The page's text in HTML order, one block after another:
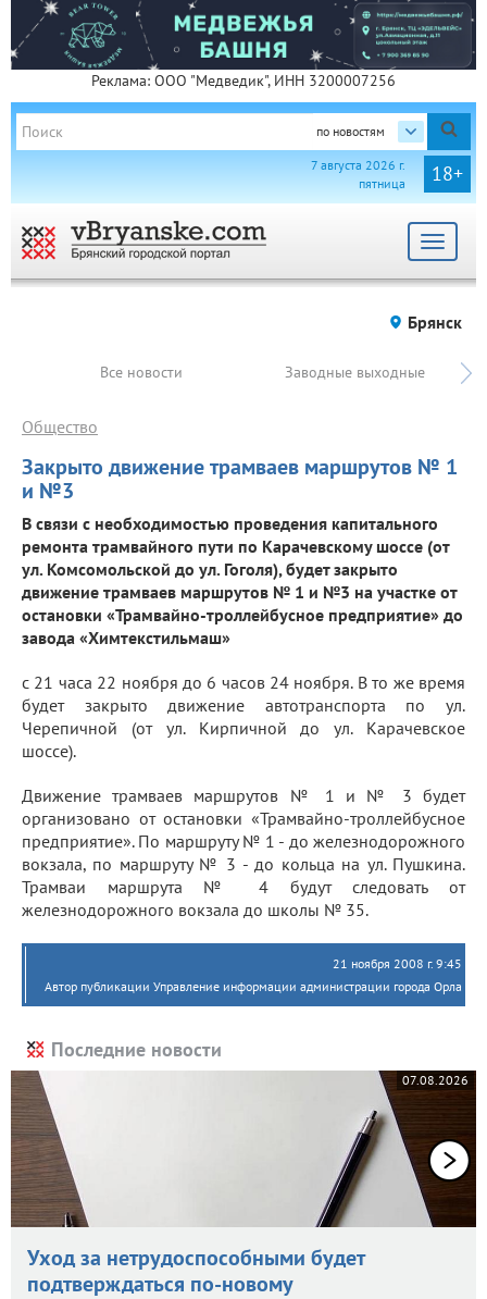
Реклама: ООО "Медведик", ИНН 3200007256
по новостям
18+
7 августа 2026 г.
пятница
Toggle
Брянск
Все новости Заводные выходные
Закрыто движение трамваев маршрутов № 1
и №3
Общество
В связи с необходимостью проведения капитального
ремонта трамвайного пути по Карачевскому шоссе (от
ул. Комсомольской до ул. Гоголя), будет закрыто
движение трамваев маршрутов № 1 и №3 на участке от
остановки «Трамвайно-троллейбусное предприятие» до
завода «Химтекстильмаш»
с 21 часа 22 ноября до 6 часов 24 ноября. В то же время
будет закрыто движение автотранспорта по ул.
Черепичной (от ул. Кирпичной до ул. Карачевское
шоссе).
Движение трамваев маршрутов № 1 и № 3 будет
организовано от остановки «Трамвайно-троллейбусное
предприятие». По маршруту № 1 - до железнодорожного
вокзала, по маршруту № 3 - до кольца на ул. Пушкина.
Трамваи маршрута № 4 будут следовать от
железнодорожного вокзала до школы № 35.
21 ноября 2008 г. 9:45
Автор публикации Управление информации администрации города Орла
Последние новости
07.08.2026
Уход за нетрудоспособными будет
подтверждаться по-новому